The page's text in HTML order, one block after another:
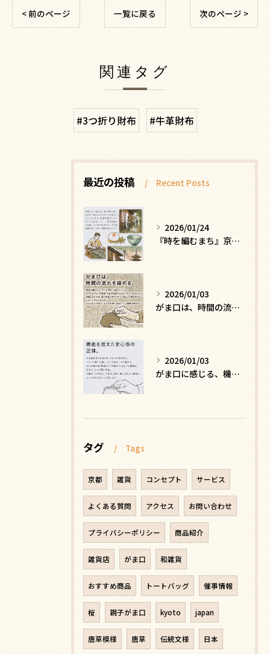
< 前のページ 一覧に戻る 次のページ >
関連タグ
#3つ折り財布 #牛革財布
最近の投稿 Recent Posts
2026/01/24
『時を編むまち』京都ー日常にひそむ、静かな贅沢
2026/01/03
がま口は、時間の流れを緩める
2026/01/03
がま口に感じる、機能を超えた安心感の正体
タグ Tags
京都 雑貨 コンセプト サービス
よくある質問 アクセス お問い合わせ
プライバシーポリシー 商品紹介
雑貨店 がま口 和雑貨
おすすめ商品 トートバッグ 催事情報
桜 親子がま口 kyoto japan
唐草模様 唐草 伝統文様 日本